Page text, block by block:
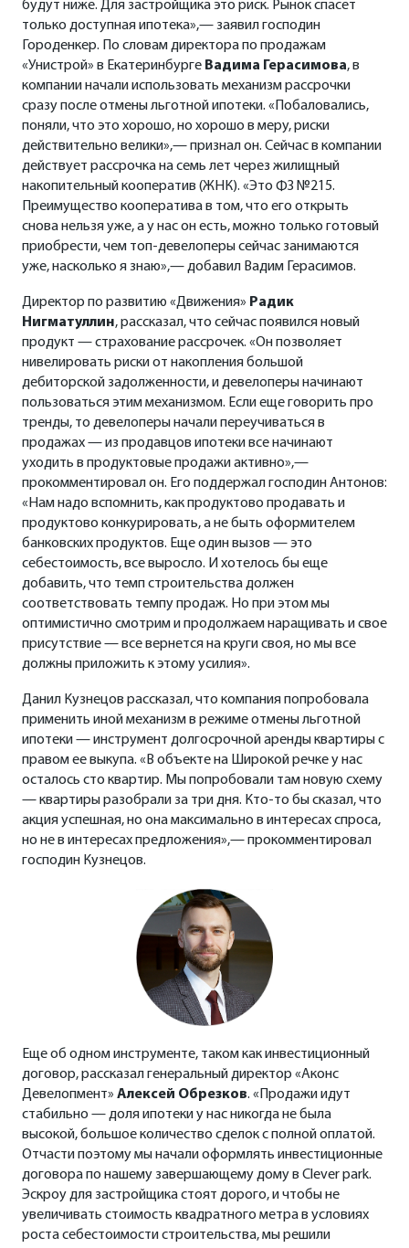
будут ниже. Для застройщика это риск. Рынок спасет
только доступная ипотека»,— заявил господин
Городенкер. По словам директора по продажам
«Унистрой» в Екатеринбурге Вадима Герасимова, в
компании начали использовать механизм рассрочки
сразу после отмены льготной ипотеки. «Побаловались,
поняли, что это хорошо, но хорошо в меру, риски
действительно велики»,— признал он. Сейчас в компании
действует рассрочка на семь лет через жилищный
накопительный кооператив (ЖНК). «Это ФЗ №215.
Преимущество кооператива в том, что его открыть
снова нельзя уже, а у нас он есть, можно только готовый
приобрести, чем топ-девелоперы сейчас занимаются
уже, насколько я знаю»,— добавил Вадим Герасимов.
Директор по развитию «Движения» Радик
Нигматуллин, рассказал, что сейчас появился новый
продукт — страхование рассрочек. «Он позволяет
нивелировать риски от накопления большой
дебиторской задолженности, и девелоперы начинают
пользоваться этим механизмом. Если еще говорить про
тренды, то девелоперы начали переучиваться в
продажах — из продавцов ипотеки все начинают
уходить в продуктовые продажи активно»,—
прокомментировал он. Его поддержал господин Антонов:
«Нам надо вспомнить, как продуктово продавать и
продуктово конкурировать, а не быть оформителем
банковских продуктов. Еще один вызов — это
себестоимость, все выросло. И хотелось бы еще
добавить, что темп строительства должен
соответствовать темпу продаж. Но при этом мы
оптимистично смотрим и продолжаем наращивать и свое
присутствие — все вернется на круги своя, но мы все
должны приложить к этому усилия».
Данил Кузнецов рассказал, что компания попробовала
применить иной механизм в режиме отмены льготной
ипотеки — инструмент долгосрочной аренды квартиры с
правом ее выкупа. «В объекте на Широкой речке у нас
осталось сто квартир. Мы попробовали там новую схему
— квартиры разобрали за три дня. Кто-то бы сказал, что
акция успешная, но она максимально в интересах спроса,
но не в интересах предложения»,— прокомментировал
господин Кузнецов.
Еще об одном инструменте, таком как инвестиционный
договор, рассказал генеральный директор «Аконс
Девелопмент» Алексей Обрезков. «Продажи идут
стабильно — доля ипотеки у нас никогда не была
высокой, большое количество сделок с полной оплатой.
Отчасти поэтому мы начали оформлять инвестиционные
договора по нашему завершающему дому в Clever park.
Эскроу для застройщика стоят дорого, и чтобы не
увеличивать стоимость квадратного метра в условиях
роста себестоимости строительства, мы решили